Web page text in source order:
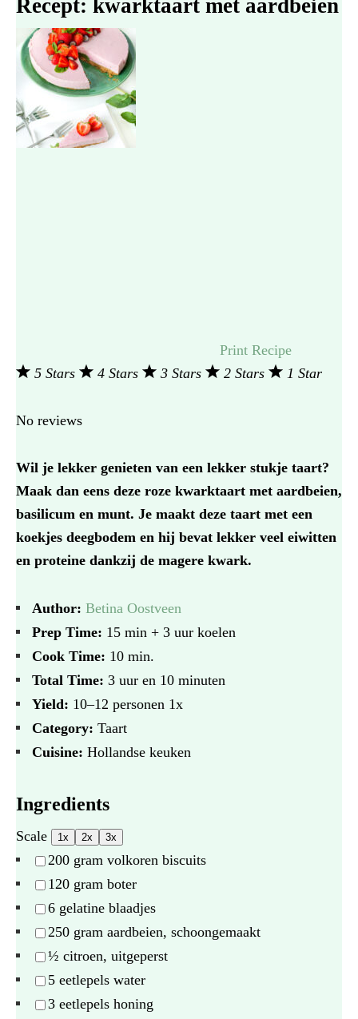
Recept: kwarktaart met aardbeien
Print Recipe
5 Stars
4 Stars 3 Stars 2 Stars 1 Star
No reviews
Wil je lekker genieten van een lekker stukje taart?
Maak dan eens deze roze kwarktaart met aardbeien,
basilicum en munt. Je maakt deze taart met een
koekjes deegbodem en hij bevat lekker veel eiwitten
en proteine dankzij de magere kwark.
Author: Betina Oostveen
Prep Time: 15 min + 3 uur koelen
Cook Time: 10 min.
Total Time: 3 uur en 10 minuten
Yield: 10–12 personen 1x
Category: Taart
Cuisine: Hollandse keuken
Ingredients
Scale 1x 2x 3x
200 gram volkoren biscuits
120 gram boter
6 gelatine blaadjes
250 gram aardbeien, schoongemaakt
½ citroen, uitgeperst
5 eetlepels water
3 eetlepels honing